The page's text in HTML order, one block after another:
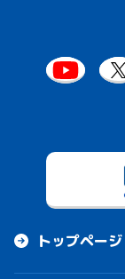
トップページ